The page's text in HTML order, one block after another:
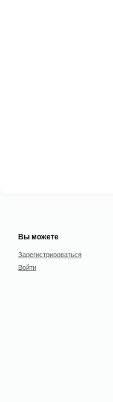
Вы можете
Зарегистрироваться
Войти